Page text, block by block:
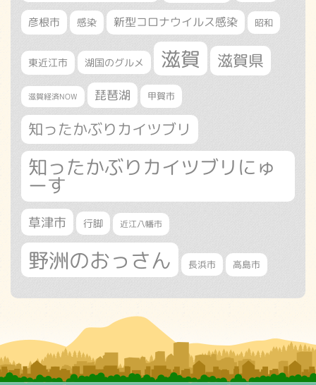
彦根市 感染 新型コロナウイルス感染 昭和
東近江市 湖国のグルメ 滋賀 滋賀県
滋賀経済NOW 琵琶湖 甲賀市
知ったかぶりカイツブリ
知ったかぶりカイツブリにゅ
ーす
草津市 行脚 近江八幡市
野洲のおっさん 長浜市 高島市